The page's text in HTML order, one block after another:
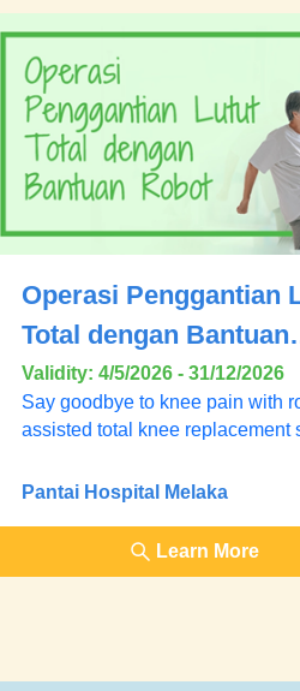
Operasi Penggantian
Total dengan Bantuan
Robot
Validity: 4/5/2026 - 31/12/2026
Say goodbye to knee pain with
assisted total knee replacement
Pantai Hospital Melaka
Learn More